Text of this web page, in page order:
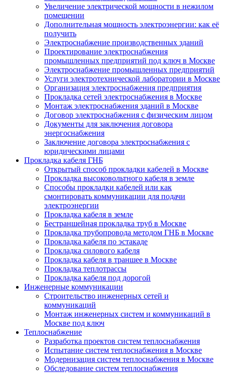
Увеличение электрической мощности в нежилом
помещении
Дополнительная мощность электроэнергии: как её
получить
Электроснабжение производственных зданий
Проектирование электроснабжения
промышленных предприятий под ключ в Москве
Электроснабжение промышленных предприятий
Услуги электротехнической лаборатории в Москве
Организация электроснабжения предприятия
Прокладка сетей электроснабжения в Москве
Монтаж электроснабжения зданий в Москве
Договор электроснабжения с физическим лицом
Документы для заключения договора
энергоснабжения
Заключение договора электроснабжения с
юридическими лицами
Прокладка кабеля ГНБ
Открытый способ прокладки кабелей в Москве
Прокладка высоковольтного кабеля в земле
Способы прокладки кабелей или как
смонтировать коммуникации для подачи
электроэнергии
Прокладка кабеля в земле
Бестраншейная прокладка труб в Москве
Прокладка трубопровода методом ГНБ в Москве
Прокладка кабеля по эстакаде
Прокладка силового кабеля
Прокладка кабеля в траншее в Москве
Прокладка теплотрассы
Прокладка кабеля под дорогой
Инженерные коммуникации
Строительство инженерных сетей и
коммуникаций
Монтаж инженерных систем и коммуникаций в
Москве под ключ
Теплоснабжение
Разработка проектов систем теплоснабжения
Испытание систем теплоснабжения в Москве
Модернизация систем теплоснабжения в Москве
Обследование систем теплоснабжения